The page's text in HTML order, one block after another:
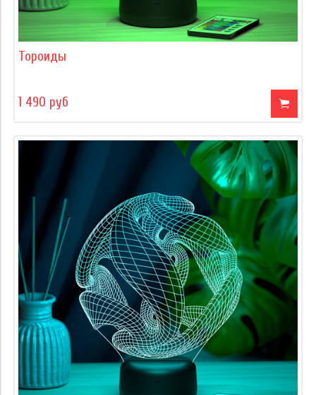
Тороиды
1 490 руб